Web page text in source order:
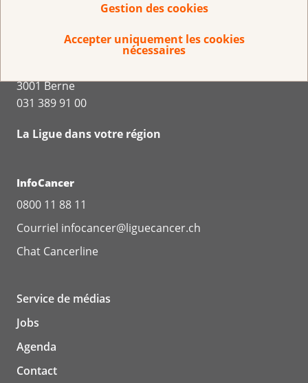
Gestion des cookies
Accepter uniquement les cookies
nécessaires
Effingerstrasse 40
3001 Berne
031 389 91 00
La Ligue dans votre région
InfoCancer
0800 11 88 11
Courriel infocancer@liguecancer.ch
Chat Cancerline
Service de médias
Jobs
Agenda
Contact